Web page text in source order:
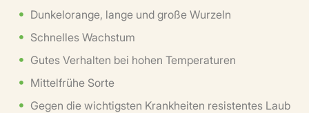
Dunkelorange, lange und große Wurzeln
Schnelles Wachstum
Gutes Verhalten bei hohen Temperaturen
Mittelfrühe Sorte
Gegen die wichtigsten Krankheiten resistentes Laub